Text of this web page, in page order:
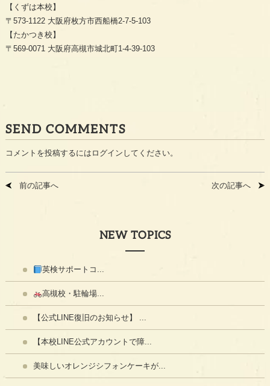
【くずは本校】
〒573-1122 大阪府枚方市西船橋2-7-5-103
【たかつき校】
〒569-0071 大阪府高槻市城北町1-4-39-103
SEND COMMENTS
コメントを投稿するには ログイン してください。
前の記事へ 次の記事へ
NEW TOPICS
英検サポートコ...
高槻校・駐輪場...
【公式LINE復旧のお知らせ】 ...
【本校LINE公式アカウントで障...
美味しいオレンジシフォンケーキが...